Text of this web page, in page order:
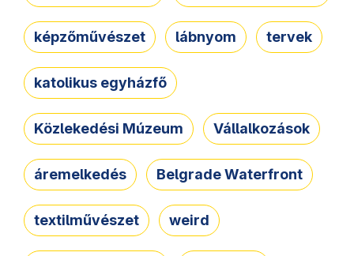
képzőművészet lábnyom tervek
katolikus egyházfő
Közlekedési Múzeum Vállalkozások
áremelkedés Belgrade Waterfront
textilművészet weird